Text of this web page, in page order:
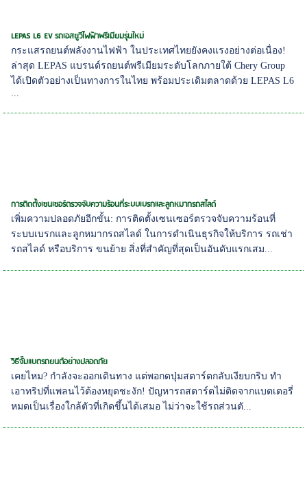
LEPAS L6 EV รถเอสยูวีไฟฟ้าพรีเมียมรุ่นใหม่
กระแสรถยนต์พลังงานไฟฟ้า ในประเทศไทยยังคงแรงอย่างต่อเนื่อง!
ล่าสุด LEPAS แบรนด์รถยนต์พรีเมียมระดับโลกภายใต้ Chery Group
ได้เปิดตัวอย่างเป็นทางการในไทย พร้อมประเดิมตลาดด้วย LEPAS L6
การติดตั้งเซนเซอร์ตรวจจับความร้อนที่ระบบเบรกและลูกหมากรถสไลด์
เพิ่มความปลอดภัยอีกขั้น: การติดตั้งเซนเซอร์ตรวจจับความร้อนที่
ระบบเบรกและลูกหมากรถสไลด์ ในการดำเนินธุรกิจให้บริการ รถเช่า
รถสไลด์ หรือบริการ ขนย้าย สิ่งที่สำคัญที่สุดเป็นอันดับแรกเสม...
วิธีจั๊มแบตรถยนต์อย่างปลอดภัย
เคยไหม? กำลังจะออกเดินทาง แต่พอกดปุ่มสตาร์ตกลับเงียบกริบ ทำ
เอาทริปที่แพลนไว้ต้องหยุดชะงัก! ปัญหารถสตาร์ตไม่ติดจากแบตเตอรี่
หมดเป็นเรื่องใกล้ตัวที่เกิดขึ้นได้เสมอ ไม่ว่าจะใช้รถส่วนตั...